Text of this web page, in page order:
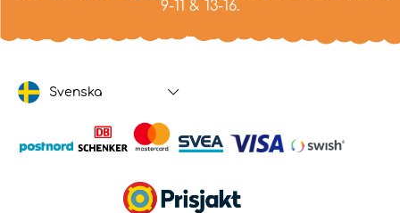
9-11 & 13-16.
Svenska